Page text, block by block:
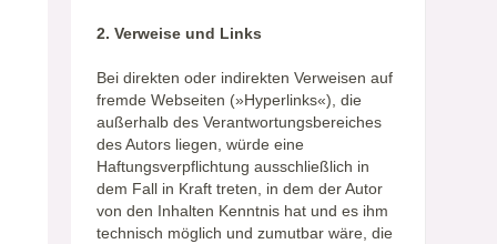
2. Verweise und Links
Bei direkten oder indirekten Verweisen auf
fremde Webseiten (»Hyperlinks«), die
außerhalb des Verantwortungsbereiches
des Autors liegen, würde eine
Haftungsverpflichtung ausschließlich in
dem Fall in Kraft treten, in dem der Autor
von den Inhalten Kenntnis hat und es ihm
technisch möglich und zumutbar wäre, die